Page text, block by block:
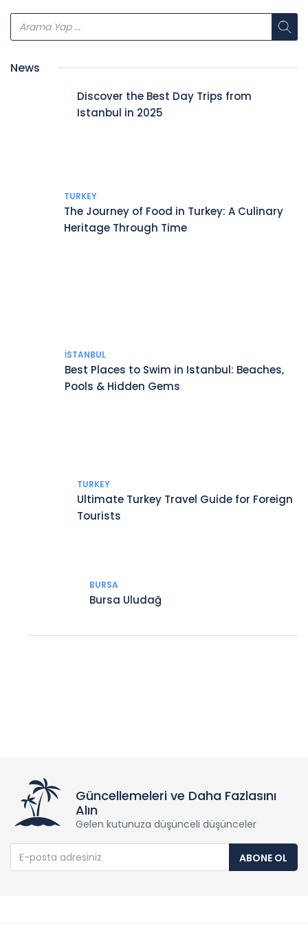
News
Discover the Best Day Trips from
Istanbul in 2025
TURKEY
The Journey of Food in Turkey: A Culinary
Heritage Through Time
İSTANBUL
Best Places to Swim in Istanbul: Beaches,
Pools & Hidden Gems
TURKEY
Ultimate Turkey Travel Guide for Foreign
Tourists
BURSA
Bursa Uludağ
Güncellemeleri ve Daha Fazlasını
Alın
Gelen kutunuza düşünceli düşünceler
ABONE OL